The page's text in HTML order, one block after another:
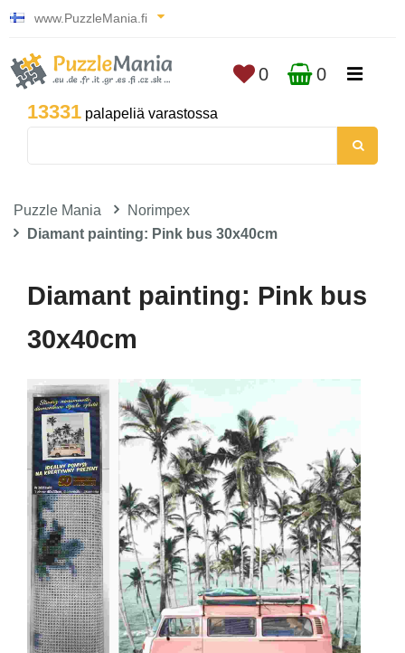
www.PuzzleMania.fi
13331 palapeliä varastossa
0 0
Puzzle Mania
Norimpex
Diamant painting: Pink bus 30x40cm
Diamant painting: Pink bus
30x40cm